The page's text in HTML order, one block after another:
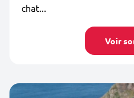
chat...
Voir